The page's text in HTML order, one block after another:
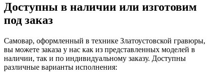
Доступны в наличии или изготовим
под заказ
Самовар, оформленный в технике Златоустовской гравюры,
вы можете заказа у нас как из представленных моделей в
наличии, так и по индивидуальному заказу. Доступны
различные варианты исполнения: